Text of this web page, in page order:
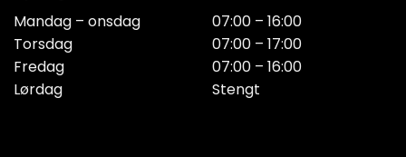
Mandag – onsdag
Torsdag
Fredag
Lørdag
07:00 – 16:00
07:00 – 17:00
07:00 – 16:00
Stengt